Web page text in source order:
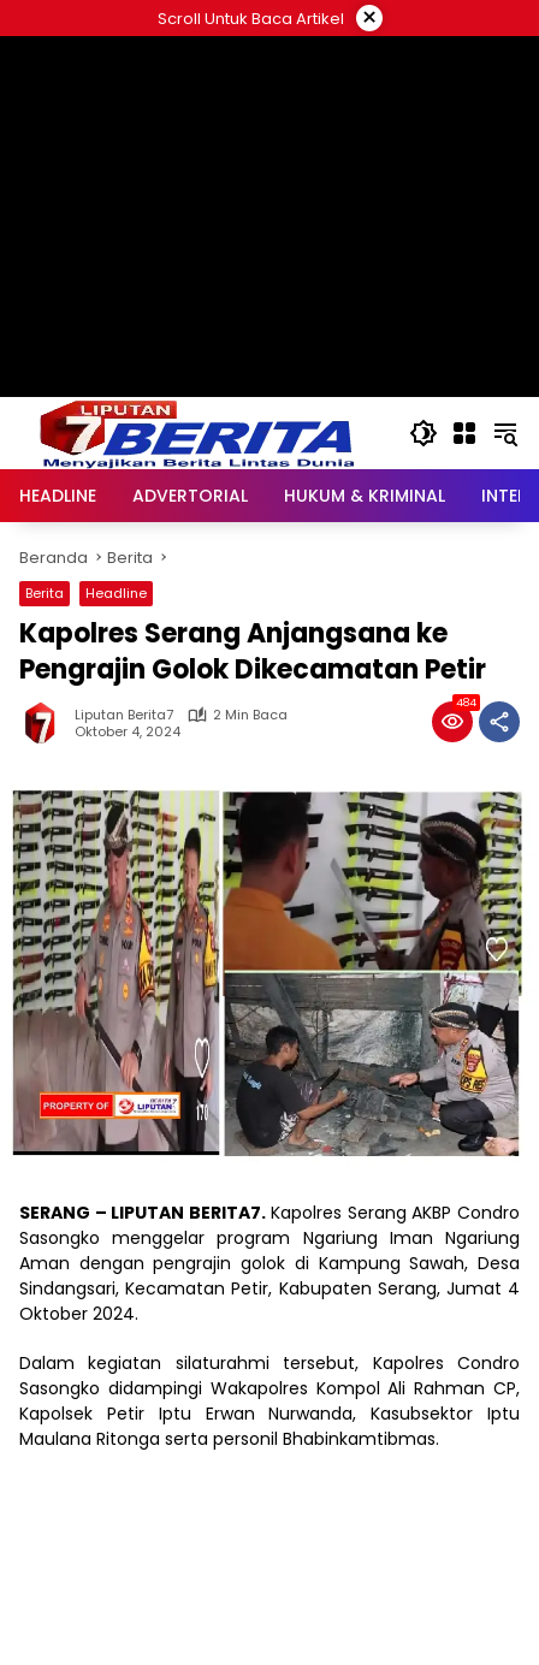
ke
Scroll Untuk Baca Artikel ×
HEADLINE ADVERTORIAL HUKUM & KRIMINAL
Beranda Berita
Berita Headline
Kapolres Serang Anjangsana ke
Pengrajin Golok Dikecamatan Petir
Liputan Berita7
2 Min Baca
Oktober 4, 2024
484
SERANG – LIPUTAN BERITA7.Kapolres Serang AKBP Condro
Sasongko menggelar program Ngariung Iman Ngariung
Aman dengan pengrajin golok di Kampung Sawah, Desa
Sindangsari, Kecamatan Petir, Kabupaten Serang, Jumat 4
Oktober 2024.
Dalam kegiatan silaturahmi tersebut, Kapolres Condro
Sasongko didampingi Wakapolres Kompol Ali Rahman CP,
Kapolsek Petir Iptu Erwan Nurwanda, Kasubsektor Iptu
Maulana Ritonga serta personil Bhabinkamtibmas.